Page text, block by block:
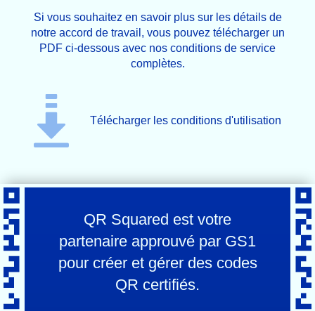
Si vous souhaitez en savoir plus sur les détails de
notre accord de travail, vous pouvez télécharger un
PDF ci-dessous avec nos conditions de service
complètes.
Télécharger les conditions d'utilisation
QR Squared est votre
partenaire approuvé par GS1
pour créer et gérer des codes
QR certifiés.